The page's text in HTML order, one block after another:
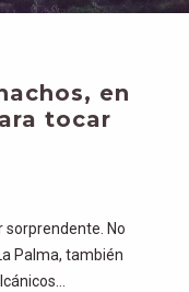
en
tocar
sorprendente. No
Palma, también